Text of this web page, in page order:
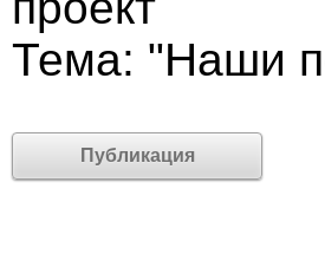
Тема: "Наши
Публикация